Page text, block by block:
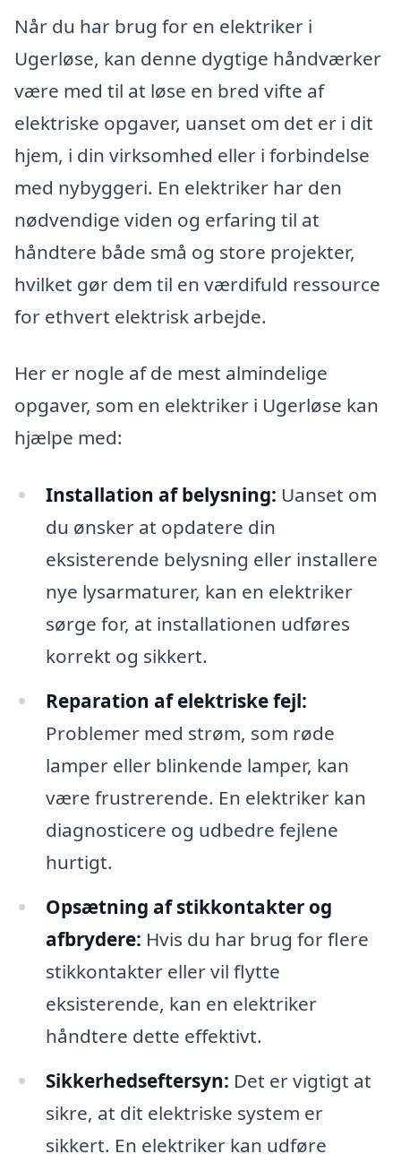
Når du har brug for en elektriker i
Ugerløse, kan denne dygtige håndværker
være med til at løse en bred vifte af
elektriske opgaver, uanset om det er i dit
hjem, i din virksomhed eller i forbindelse
med nybyggeri. En elektriker har den
nødvendige viden og erfaring til at
håndtere både små og store projekter,
hvilket gør dem til en værdifuld ressource
for ethvert elektrisk arbejde.
Her er nogle af de mest almindelige
opgaver, som en elektriker i Ugerløse kan
hjælpe med:
Installation af belysning: Uanset om
du ønsker at opdatere din
eksisterende belysning eller installere
nye lysarmaturer, kan en elektriker
sørge for, at installationen udføres
korrekt og sikkert.
Reparation af elektriske fejl:
Problemer med strøm, som røde
lamper eller blinkende lamper, kan
være frustrerende. En elektriker kan
diagnosticere og udbedre fejlene
hurtigt.
Opsætning af stikkontakter og
afbrydere: Hvis du har brug for flere
stikkontakter eller vil flytte
eksisterende, kan en elektriker
håndtere dette effektivt.
Sikkerhedseftersyn: Det er vigtigt at
sikre, at dit elektriske system er
sikkert. En elektriker kan udføre